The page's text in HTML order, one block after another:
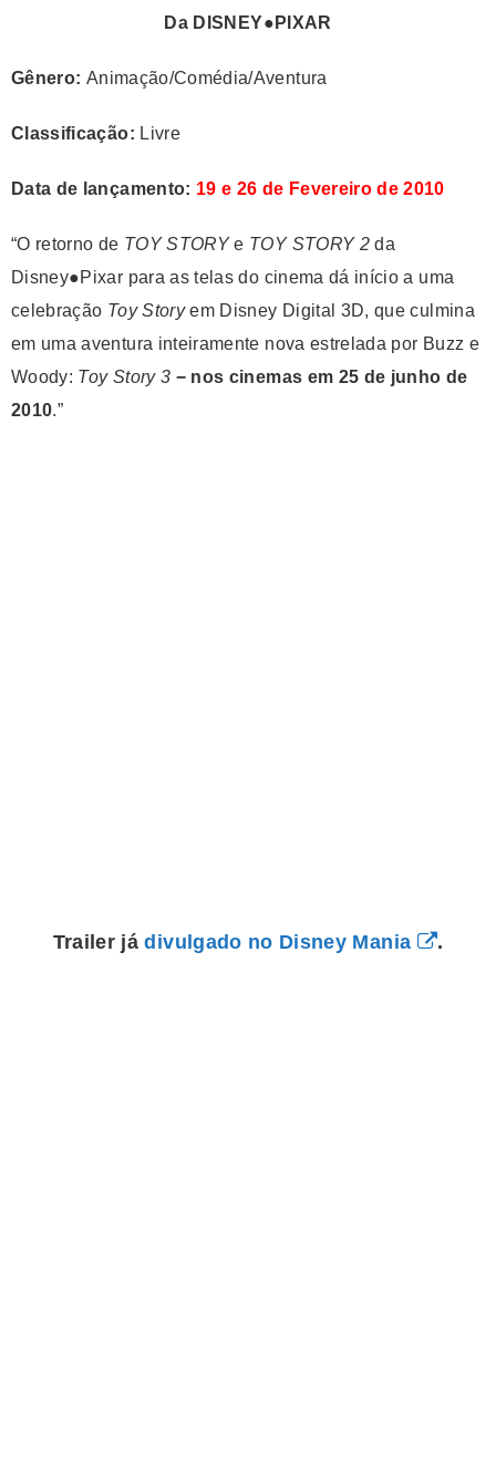
Da DISNEY●PIXAR
Gênero: Animação/Comédia/Aventura
Classificação: Livre
Data de lançamento: 19 e 26 de Fevereiro de 2010
“O retorno de TOY STORYe TOY STORY 2da
Disney●Pixar para as telas do cinema dá início a uma
celebração Toy Storyem Disney Digital 3D, que culmina
em uma aventura inteiramente nova estrelada por Buzz e
Woody: Toy Story 3 − nos cinemas em 25 de junho de
2010.”
Trailer jádivulgado no Disney Mania .